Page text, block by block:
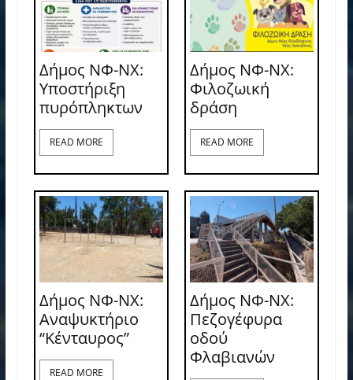
Δήμος ΝΦ-ΝΧ:
Υποστήριξη
πυρόπληκτων
READ MORE
Δήμος ΝΦ-ΝΧ:
Φιλοζωική
δράση
READ MORE
Δήμος ΝΦ-ΝΧ:
Αναψυκτήριο
“Κένταυρος”
READ MORE
Δήμος ΝΦ-ΝΧ:
Πεζογέφυρα
οδού
Φλαβιανών